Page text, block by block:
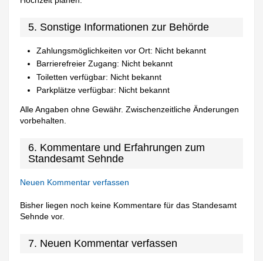
5. Sonstige Informationen zur Behörde
Zahlungsmöglichkeiten vor Ort: Nicht bekannt
Barrierefreier Zugang: Nicht bekannt
Toiletten verfügbar: Nicht bekannt
Parkplätze verfügbar: Nicht bekannt
Alle Angaben ohne Gewähr. Zwischenzeitliche Änderungen
vorbehalten.
6. Kommentare und Erfahrungen zum
Standesamt Sehnde
Neuen Kommentar verfassen
Bisher liegen noch keine Kommentare für das Standesamt
Sehnde vor.
7. Neuen Kommentar verfassen